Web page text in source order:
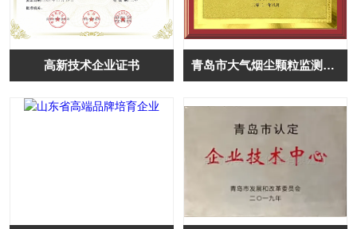
高新技术企业证书 青岛市大气烟尘颗粒监测分析仪器工程研究中心